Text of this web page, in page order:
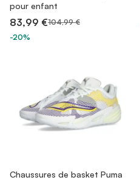
pour enfant
83,99 €104,99 €
-20%
Chaussures de basket Puma